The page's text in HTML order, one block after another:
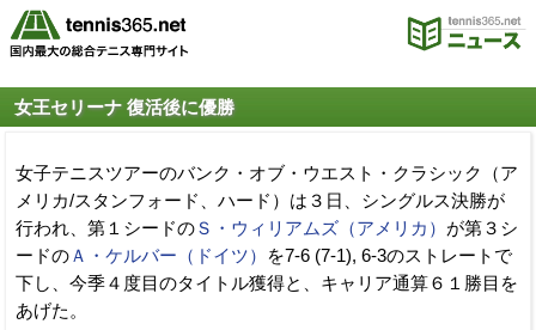
女王セリーナ 復活後に優勝
女子テニスツアーのバンク・オブ・ウエスト・クラシック（ア
メリカ/スタンフォード、ハード）は３日、シングルス決勝が
行われ、第１シードのＳ・ウィリアムズ（アメリカ） が第３シ
ードのＡ・ケルバー（ドイツ）
を7-6 (7-1), 6-3のストレートで
下し、今季４度目のタイトル獲得と、キャリア通算６１勝目を
あげた。